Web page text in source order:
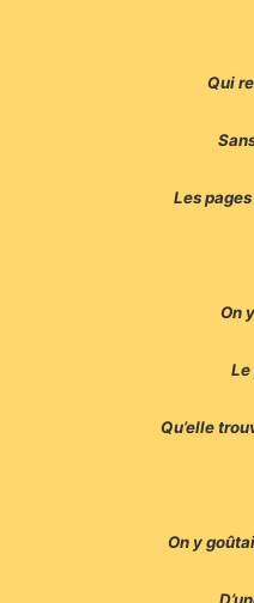
Qui
Les
On
Le
Qu’elle
On y